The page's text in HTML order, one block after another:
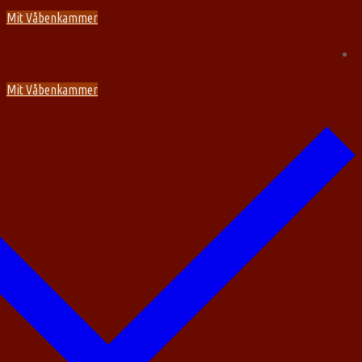
Spring
Menu
Luk
Mit Våbenkammer
Mit Våbenkammer